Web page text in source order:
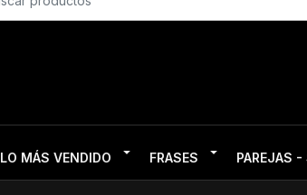
LO MÁS VENDIDO FRASES PAREJAS